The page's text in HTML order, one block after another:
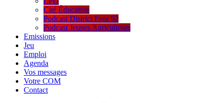
Cité Éducative
Podcast District Foot 52
Podcast Jeunes Agriculteurs
Emissions
Jeu
Emploi
Agenda
Vos messages
Votre COM
Contact